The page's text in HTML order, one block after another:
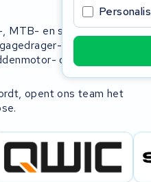
MTB- en stadse e-bikes
modellen of in-
of
opent ons team het
Begin te typen in de zoekbalk